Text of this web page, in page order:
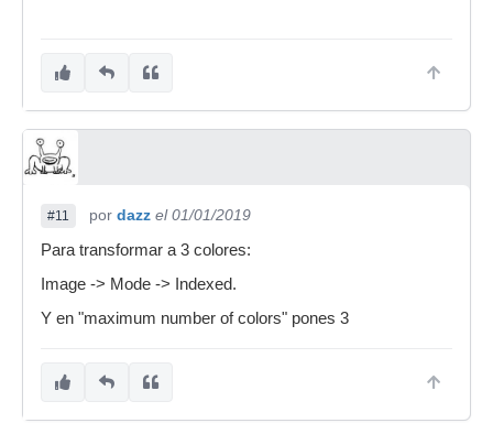
#11 por dazz el 01/01/2019
Para transformar a 3 colores:
Image -> Mode -> Indexed.
Y en "maximum number of colors" pones 3